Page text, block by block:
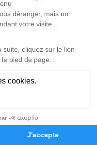
Hommages
hommage est
Je rends hommage